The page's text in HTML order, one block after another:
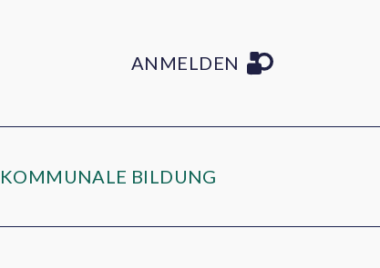
ANMELDEN
KOMMUNALE BILDUNG